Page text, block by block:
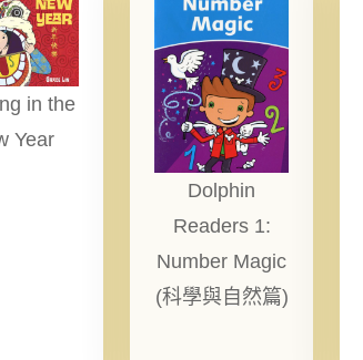
in the
Year
Dolphin
Readers 1:
Number Magic
(科學與自然篇)